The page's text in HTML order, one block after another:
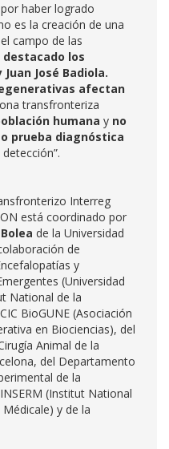
por haber logrado
es la creación de una
campo de las
destacado los
José Badiola.
afectan
transfronteriza
humana y no
o prueba diagnóstica
Interreg
está coordinado por
de la Universidad
de
y
(Universidad
National de la
BioGUNE (Asociación
en Biociencias), del
Animal de la
del Departamento
de la
(Institut National
y de la